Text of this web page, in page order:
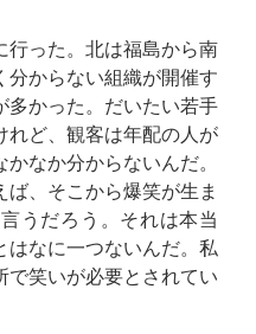
った。北は福島から南
分からない組織が開催す
多かった。だいたい若手
れど、観客は年配の人が
なか分からないんだ。
、そこから爆笑が生ま
うだろう。それは本当
はなに一つないんだ。私
で笑いが必要とされてい